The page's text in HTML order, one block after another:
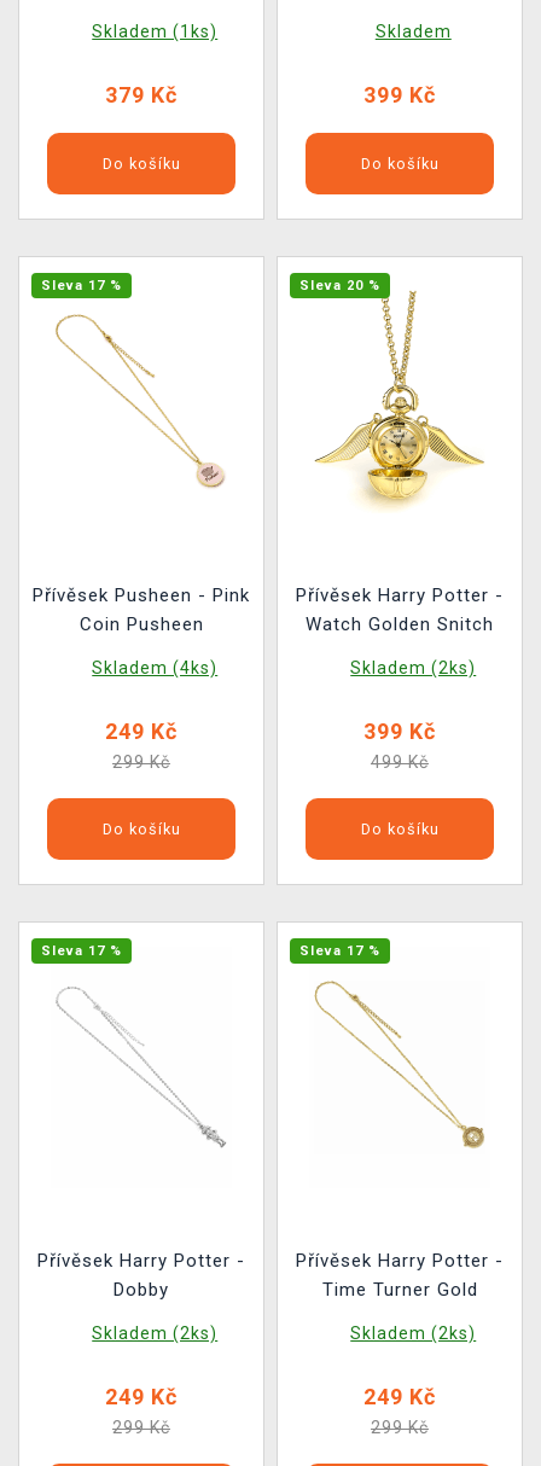
obal)
Skladem (1ks)
379 Kč
Do košíku
Skladem
399 Kč
Do košíku
Sleva 17 %
Přívěsek Pusheen - Pink
Coin Pusheen
Skladem (4ks)
249 Kč
299 Kč
Do košíku
Sleva 20 %
Přívěsek Harry Potter -
Watch Golden Snitch
Skladem (2ks)
399 Kč
499 Kč
Do košíku
Sleva 17 %
Přívěsek Harry Potter -
Dobby
Skladem (2ks)
249 Kč
299 Kč
Sleva 17 %
Přívěsek Harry Potter -
Time Turner Gold
Skladem (2ks)
249 Kč
299 Kč